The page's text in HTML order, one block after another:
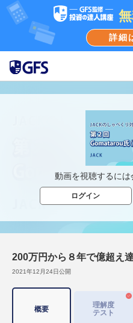
詳細
動画を視聴するには
ログイン
200万円から８年で億超え
2021年12月24日公開
概要
理解度
テスト